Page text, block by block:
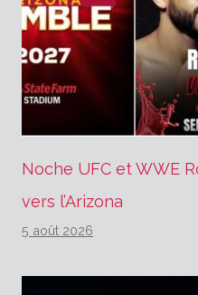
Noche UFC et WWE
vers l’Arizona
5 août 2026